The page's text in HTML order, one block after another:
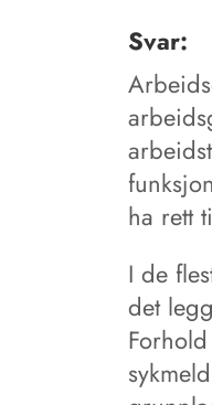
Svar:
ha rett
I de
det